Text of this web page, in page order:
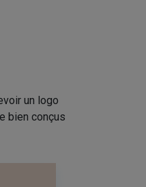
un logo
bien conçus